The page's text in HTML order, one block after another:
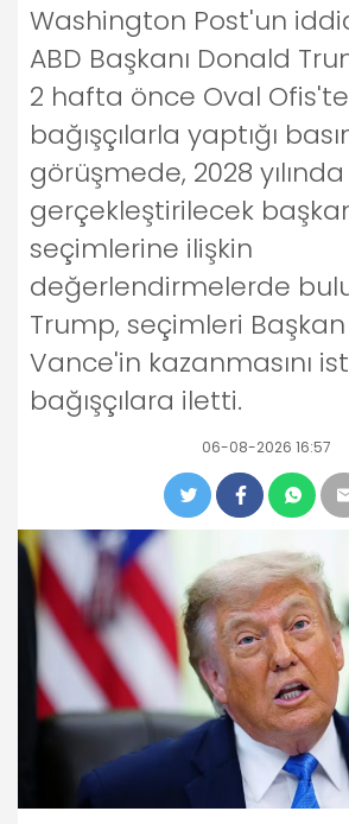
Washington Post'un
ABD Başkanı Donald
2 hafta önce Oval Ofis'te
bağışçılarla yaptığı
görüşmede, 2028 yılında
gerçekleştirilecek
seçimlerine ilişkin
değerlendirmelerde
Trump, seçimleri Başkan
Vance'in kazanmasını
bağışçılara iletti.
06-08-2026 16:57